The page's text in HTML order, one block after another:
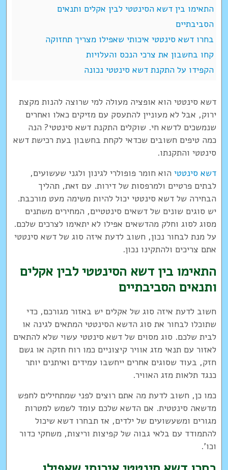
התאימו בין דשא הסינטטי לבין אקלים ותנאים
הסביבתיים
בחרו דשא סינטטי איכותי שאפילו מצריך תחזוקה
קחו בחשבון את צרכי הנכס והעלויות
הקפידו על התקנת דשא סינטטי נכונה
דשא סינטטי הוא אופציה מעולה למי שרוצה להנות מקצת
ירוק, אבל לא מעוניין להתעסק עם מזיקים כאלו ואחרים
שנמשכים לדשא חי. שוקלים התקנת דשא סינטטי? הנה
כמה טיפים חשובים שכדאי לקחת בחשבון בעת רכישת דשא
סינטטי והתקנתו.
דשא סינטטיהוא חומר פופולרי לגינון ולגני שעשועים,
לבתים פרטיים ולמרפסות של דירות. עם זאת, תהליך
הבחירה של דשא סינטטי יכול להיות משימה מעט מורכבת.
יש סוגים שונים של דשאים סינטטיים, המחירים משתנים
מסוג לסוג וחלק מהדשאים אפילו לא יתאימו לצרכים שלכם.
על מנת לבחור נכון, חשוב לדעת איזה סוג של דשא סינטטי
אתם צריכים ולהתקינו נכון.
התאימו בין דשא הסינטטי לבין אקלים
ותנאים הסביבתיים
חשוב לדעת איזה סוג של אקלים יש באזור מגורכם, כדי
שתוכלו לבחור את סוג הדשא הסינטטי המתאים לגינה או
לבית שלכם. סוג מסוים של דשא סינטטי עשוי שלא להתאים
לאזור עם תנאי מזג אוויר קיצוניים כמו רוח חזקה או גשם
חזק, בעוד שסוגים אחרים ייחשבו עמידים ואיתנים יותר
כנגד תלאות מזג האוויר.
כמו כן, חשוב לדעת מה אתם רוצים לפני שמתחילים לחפש
מדשאה סינטטית. אם הדשא שלכם עומד לשמש למטרות
מגורים ומשעשועים של ילדים, אז תבחרו דשא שיכול
להתמודד עם בלאי גבוה של קפיצות וריצות, משחקי כדור
וכו'.